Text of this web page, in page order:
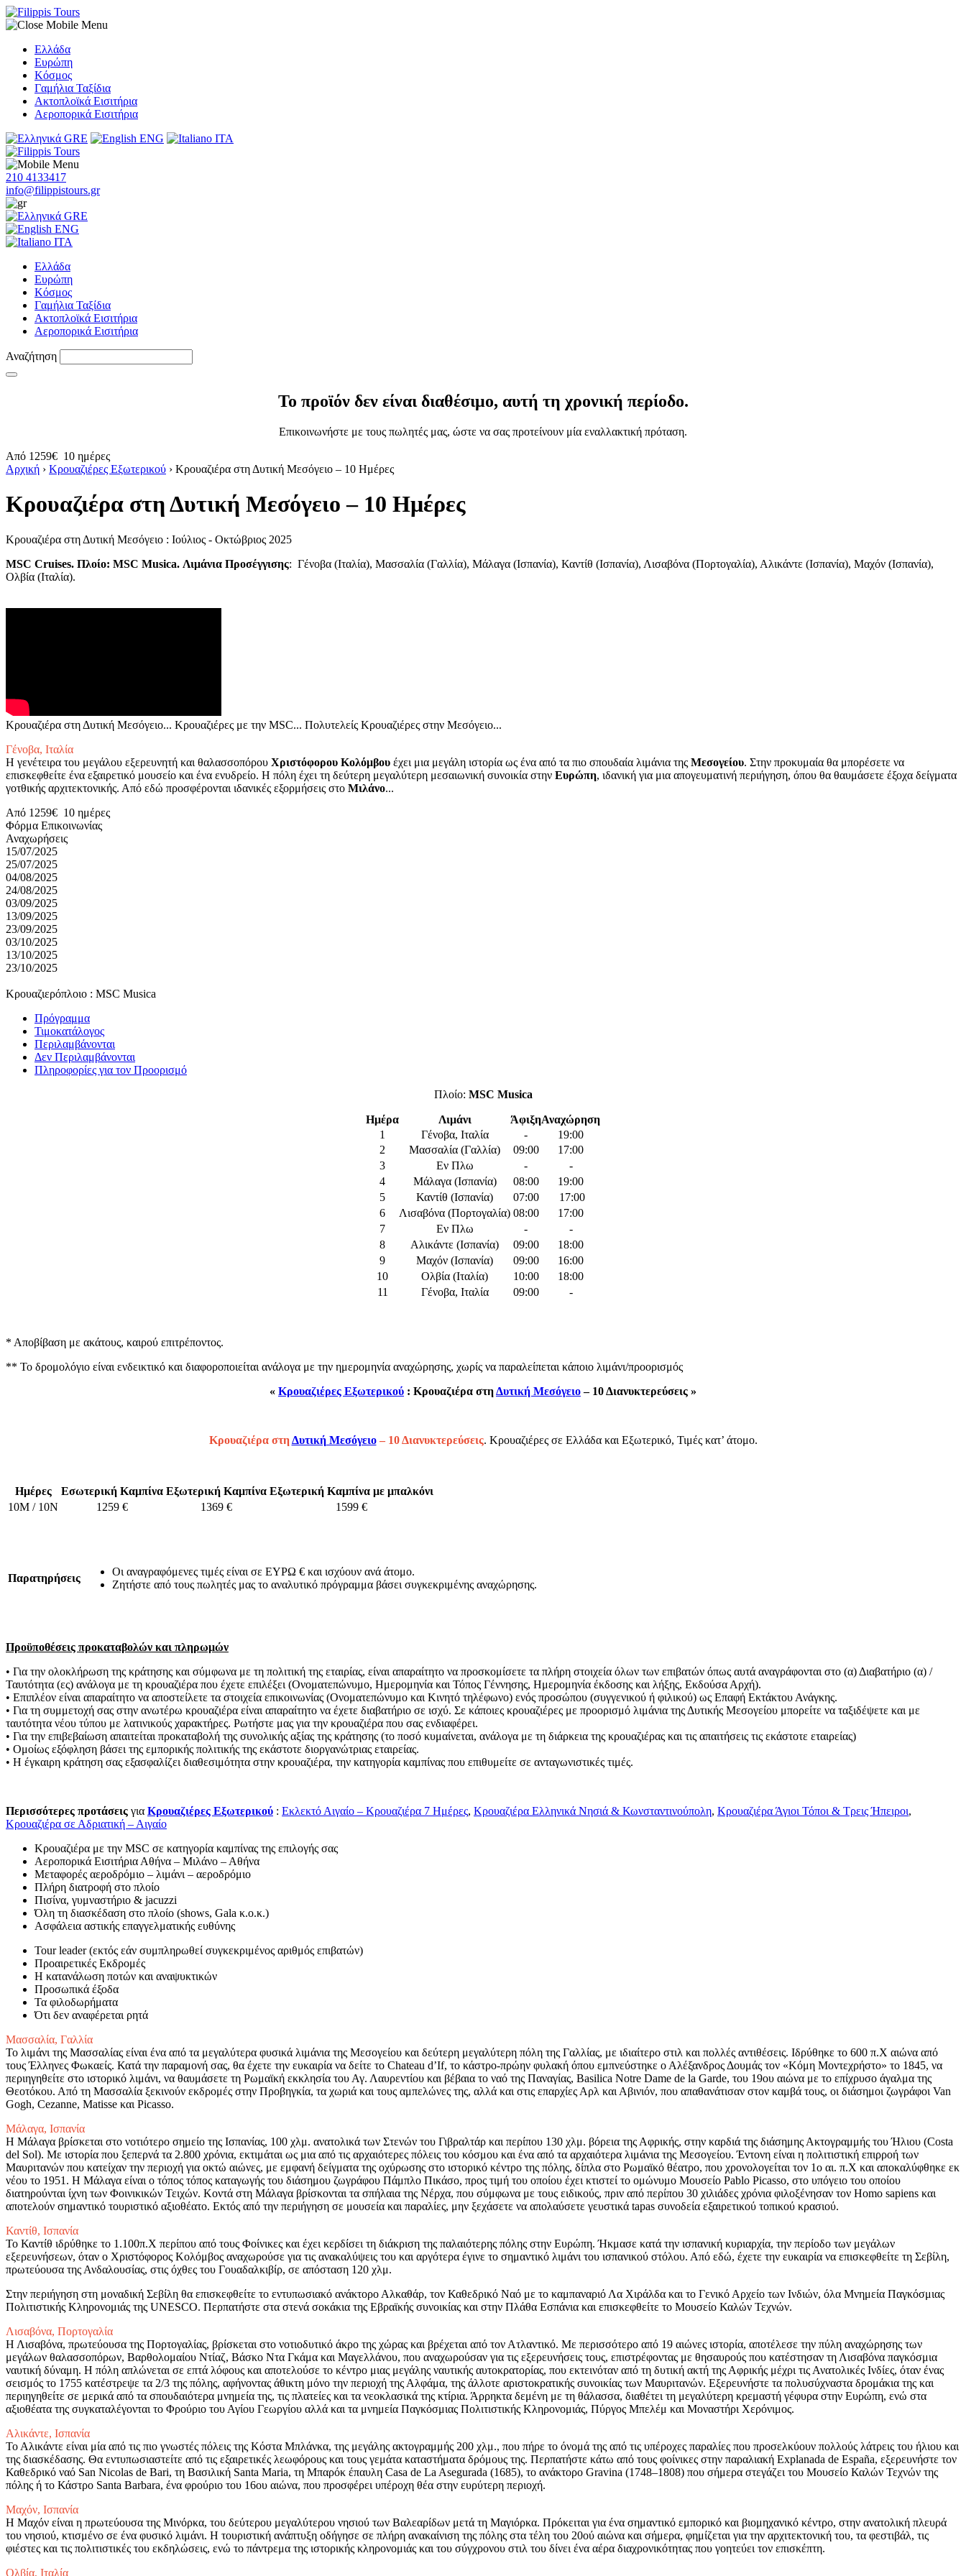
Ελλάδα
Ευρώπη
Κόσμος
Γαμήλια Ταξίδια
Ακτοπλοϊκά Εισιτήρια
Αεροπορικά Εισιτήρια
GRE
ENG ITA
210 4133417
info@filippistours.gr
GRE
ENG
ITA
Ελλάδα
Ευρώπη
Κόσμος
Γαμήλια Ταξίδια
Ακτοπλοϊκά Εισιτήρια
Αεροπορικά Εισιτήρια
Αναζήτηση
Το προϊόν δεν είναι διαθέσιμο, αυτή τη χρονική περίοδο.
Επικοινωνήστε με τους πωλητές μας, ώστε να σας προτείνουν μία εναλλακτική πρόταση.
Από 1259€ 10 ημέρες
Αρχική › Κρουαζιέρες Εξωτερικού › Κρουαζιέρα στη Δυτική Μεσόγειο – 10 Ημέρες
Κρουαζιέρα στη Δυτική Μεσόγειο – 10 Ημέρες
Κρουαζιέρα στη Δυτική Μεσόγειο : Ιούλιος - Οκτώβριος 2025
MSC Cruises. Πλοίο: MSC Musica. Λιμάνια Προσέγγισης: Γένοβα (Iταλία), Μασσαλία (Γαλλία), Μάλαγα (Ισπανία), Καντίθ (Ισπανία), Λισαβόνα (Πορτογαλία), Αλικάντε (Ισπανία), Μαχόν (Ισπανία),
Ολβία (Ιταλία).
Κρουαζιέρα στη Δυτική Μεσόγειο... Κρουαζιέρες με την MSC... Πολυτελείς Κρουαζιέρες στην Μεσόγειο...
Γένοβα, Ιταλία
Η γενέτειρα του μεγάλου εξερευνητή και θαλασσοπόρου Χριστόφορου Κολόμβου έχει μια μεγάλη ιστορία ως ένα από τα πιο σπουδαία λιμάνια της Μεσογείου. Στην προκυμαία θα μπορέσετε να
επισκεφθείτε ένα εξαιρετικό μουσείο και ένα ενυδρείο. Η πόλη έχει τη δεύτερη μεγαλύτερη μεσαιωνική συνοικία στην Ευρώπη, ιδανική για μια απογευματινή περιήγηση, όπου θα θαυμάσετε έξοχα δείγματα
γοτθικής αρχιτεκτονικής. Από εδώ προσφέρονται ιδανικές εξορμήσεις στο Μιλάνο...
Από 1259€ 10 ημέρες
15/07/2025
25/07/2025
04/08/2025
24/08/2025
03/09/2025
13/09/2025
23/09/2025
03/10/2025
13/10/2025
23/10/2025
Κρουαζιερόπλοιο : MSC Musica
Πρόγραμμα
Τιμοκατάλογος
Περιλαμβάνονται
Δεν Περιλαμβάνονται
Πληροφορίες για τον Προορισμό
Πλοίο: MSC Musica
Ημέρα Λιμάνι ΆφιξηΑναχώρηση
1
Γένοβα, Ιταλία -
19:00
2
Μασσαλία (Γαλλία) 09:00
17:00
3
Εν Πλω -
-
4
Μάλαγα (Ισπανία) 08:00
19:00
5
Καντίθ (Ισπανία) 07:00
17:00
6
Λισαβόνα (Πορτογαλία) 08:00
17:00
7
Εν Πλω -
-
8
Αλικάντε (Ισπανία) 09:00
18:00
9
Μαχόν (Ισπανία) 09:00
16:00
10
Ολβία (Ιταλία) 10:00
18:00
11
Γένοβα, Ιταλία 09:00 -
* Αποβίβαση με ακάτους, καιρού επιτρέποντος.
** Το δρομολόγιο είναι ενδεικτικό και διαφοροποιείται ανάλογα με την ημερομηνία αναχώρησης, χωρίς να παραλείπεται κάποιο λιμάνι/προορισμός
« Κρουαζιέρες Εξωτερικού : Κρουαζιέρα στηΔυτική Μεσόγειο– 10 Διανυκτερεύσεις »
Κρουαζιέρα στηΔυτική Μεσόγειο– 10 Διανυκτερεύσεις. Κρουαζιέρες σε Ελλάδα και Εξωτερικό, Τιμές κατ’ άτομο.
Ημέρες Εσωτερική Kαμπίνα Εξωτερική Καμπίνα Εξωτερική Καμπίνα με μπαλκόνι
10M / 10N
1259 € 1369 € 1599 €
Παρατηρήσεις
Οι αναγραφόμενες τιμές είναι σε ΕΥΡΩ € και ισχύουν ανά άτομο.
Ζητήστε από τους πωλητές μας το αναλυτικό πρόγραμμα βάσει συγκεκριμένης αναχώρησης.
Προϋποθέσεις προκαταβολών και πληρωμών
• Για την ολοκλήρωση της κράτησης και σύμφωνα με τη πολιτική της εταιρίας, είναι απαραίτητο να προσκομίσετε τα πλήρη στοιχεία όλων των επιβατών όπως αυτά αναγράφονται στο (α) Διαβατήριο (α) /
Ταυτότητα (ες) ανάλογα με τη κρουαζιέρα που έχετε επιλέξει (Ονοματεπώνυμο, Ημερομηνία και Τόπος Γέννησης, Ημερομηνία έκδοσης και λήξης, Εκδούσα Αρχή).
• Επιπλέον είναι απαραίτητο να αποστείλετε τα στοιχεία επικοινωνίας (Ονοματεπώνυμο και Κινητό τηλέφωνο) ενός προσώπου (συγγενικού ή φιλικού) ως Επαφή Εκτάκτου Ανάγκης.
• Για τη συμμετοχή σας στην ανωτέρω κρουαζιέρα είναι απαραίτητο να έχετε διαβατήριο σε ισχύ. Σε κάποιες κρουαζιέρες με προορισμό λιμάνια της Δυτικής Μεσογείου μπορείτε να ταξιδέψετε και με
ταυτότητα νέου τύπου με λατινικούς χαρακτήρες. Ρωτήστε μας για την κρουαζιέρα που σας ενδιαφέρει.
• Για την επιβεβαίωση απαιτείται προκαταβολή της συνολικής αξίας της κράτησης (το ποσό κυμαίνεται, ανάλογα με τη διάρκεια της κρουαζιέρας και τις απαιτήσεις τις εκάστοτε εταιρείας)
• Ομοίως εξόφληση βάσει της εμπορικής πολιτικής της εκάστοτε διοργανώτριας εταιρείας.
• Η έγκαιρη κράτηση σας εξασφαλίζει διαθεσιμότητα στην κρουαζιέρα, την κατηγορία καμπίνας που επιθυμείτε σε ανταγωνιστικές τιμές.
Περισσότερες προτάσεις για Κρουαζιέρες Εξωτερικού : Εκλεκτό Αιγαίο – Κρουαζιέρα 7 Ημέρες, Κρουαζιέρα Ελληνικά Νησιά & Κωνσταντινούπολη, Κρουαζιέρα Άγιοι Τόποι & Τρεις Ήπειροι,
Κρουαζιέρα σε Αδριατική – Αιγαίο
Κρουαζιέρα με την MSC σε κατηγορία καμπίνας της επιλογής σας
Αεροπορικά Εισιτήρια Αθήνα – Μιλάνο – Αθήνα
Μεταφορές αεροδρόμιο – λιμάνι – αεροδρόμιο
Πλήρη διατροφή στο πλοίο
Πισίνα, γυμναστήριο & jacuzzi
Όλη τη διασκέδαση στο πλοίο (shows, Gala κ.ο.κ.)
Ασφάλεια αστικής επαγγελματικής ευθύνης
Tour leader (εκτός εάν συμπληρωθεί συγκεκριμένος αριθμός επιβατών)
Προαιρετικές Εκδρομές
Η κατανάλωση ποτών και αναψυκτικών
Προσωπικά έξοδα
Τα φιλοδωρήματα
Ότι δεν αναφέρεται ρητά
Μασσαλία, Γαλλία
Το λιμάνι της Μασσαλίας είναι ένα από τα μεγαλύτερα φυσικά λιμάνια της Μεσογείου και δεύτερη μεγαλύτερη πόλη της Γαλλίας, με ιδιαίτερο στιλ και πολλές αντιθέσεις. Ιδρύθηκε το 600 π.Χ αιώνα από
τους Έλληνες Φωκαείς. Κατά την παραμονή σας, θα έχετε την ευκαιρία να δείτε το Chateau d’If, το κάστρο-πρώην φυλακή όπου εμπνεύστηκε ο Αλέξανδρος Δουμάς τον «Κόμη Μοντεχρήστο» το 1845, να
περιηγηθείτε στο ιστορικό λιμάνι, να θαυμάσετε τη Ρωμαϊκή εκκλησία του Αγ. Λαυρεντίου και βέβαια το ναό της Παναγίας, Basilica Notre Dame de la Garde, του 19ου αιώνα με το επίχρυσο άγαλμα της
Θεοτόκου. Από τη Μασσαλία ξεκινούν εκδρομές στην Προβηγκία, τα χωριά και τους αμπελώνες της, αλλά και στις επαρχίες Αρλ και Αβινιόν, που απαθανάτισαν στον καμβά τους, οι διάσημοι ζωγράφοι Van
Gogh, Cezanne, Matisse και Picasso.
Μάλαγα, Ισπανία
Η Μάλαγα βρίσκεται στο νοτιότερο σημείο της Ισπανίας, 100 χλμ. ανατολικά των Στενών του Γιβραλτάρ και περίπου 130 χλμ. βόρεια της Αφρικής, στην καρδιά της διάσημης Ακτογραμμής του Ήλιου (Costa
del Sol). Με ιστορία που ξεπερνά τα 2.800 χρόνια, εκτιμάται ως μια από τις αρχαιότερες πόλεις του κόσμου και ένα από τα αρχαιότερα λιμάνια της Μεσογείου. Έντονη είναι η πολιτιστική επιρροή των
Μαυριτανών που κατείχαν την περιοχή για οκτώ αιώνες, με εμφανή δείγματα της οχύρωσης στο ιστορικό κέντρο της πόλης, δίπλα στο Ρωμαϊκό θέατρο, που χρονολογείται τον 1ο αι. π.Χ και αποκαλύφθηκε εκ
νέου το 1951. Η Μάλαγα είναι ο τόπος τόπος καταγωγής του διάσημου ζωγράφου Πάμπλο Πικάσο, προς τιμή του οποίου έχει κτιστεί το ομώνυμο Μουσείο Pablo Picasso, στο υπόγειο του οποίου
διατηρούνται ίχνη των Φοινικικών Τειχών. Κοντά στη Μάλαγα βρίσκονται τα σπήλαια της Νέρχα, που σύμφωνα με τους ειδικούς, πριν από περίπου 30 χιλιάδες χρόνια φιλοξένησαν τον Homo sapiens και
αποτελούν σημαντικό τουριστικό αξιοθέατο. Εκτός από την περιήγηση σε μουσεία και παραλίες, μην ξεχάσετε να απολαύσετε γευστικά tapas συνοδεία εξαιρετικού τοπικού κρασιού.
Καντίθ, Ισπανία
Το Καντίθ ιδρύθηκε το 1.100π.Χ περίπου από τους Φοίνικες και έχει κερδίσει τη διάκριση της παλαιότερης πόλης στην Ευρώπη. Ήκμασε κατά την ισπανική κυριαρχία, την περίοδο των μεγάλων
εξερευνήσεων, όταν ο Χριστόφορος Κολόμβος αναχωρούσε για τις ανακαλύψεις του και αργότερα έγινε το σημαντικό λιμάνι του ισπανικού στόλου. Από εδώ, έχετε την ευκαιρία να επισκεφθείτε τη Σεβίλη,
πρωτεύουσα της Ανδαλουσίας, στις όχθες του Γουαδαλκιβίρ, σε απόσταση 120 χλμ.
Στην περιήγηση στη μοναδική Σεβίλη θα επισκεφθείτε το εντυπωσιακό ανάκτορο Αλκαθάρ, τον Καθεδρικό Ναό με το καμπαναριό Λα Χιράλδα και το Γενικό Αρχείο των Ινδιών, όλα Μνημεία Παγκόσμιας
Πολιτιστικής Κληρονομιάς της UNESCO. Περπατήστε στα στενά σοκάκια της Εβραϊκής συνοικίας και στην Πλάθα Εσπάνια και επισκεφθείτε το Μουσείο Καλών Τεχνών.
Λισαβόνα, Πορτογαλία
Η Λισαβόνα, πρωτεύουσα της Πορτογαλίας, βρίσκεται στο νοτιοδυτικό άκρο της χώρας και βρέχεται από τον Ατλαντικό. Με περισσότερο από 19 αιώνες ιστορία, αποτέλεσε την πύλη αναχώρησης των
μεγάλων θαλασσοπόρων, Βαρθολομαίου Ντίαζ, Βάσκο Ντα Γκάμα και Μαγελλάνου, που αναχωρούσαν για τις εξερευνήσεις τους, επιστρέφοντας με θησαυρούς που κατέστησαν τη Λισαβόνα παγκόσμια
ναυτική δύναμη. Η πόλη απλώνεται σε επτά λόφους και αποτελούσε το κέντρο μιας μεγάλης ναυτικής αυτοκρατορίας, που εκτεινόταν από τη δυτική ακτή της Αφρικής μέχρι τις Ανατολικές Ινδίες, όταν ένας
σεισμός το 1755 κατέστρεψε τα 2/3 της πόλης, αφήνοντας άθικτη μόνο την περιοχή της Αλφάμα, της άλλοτε αριστοκρατικής συνοικίας των Μαυριτανών. Εξερευνήστε τα πολυσύχναστα δρομάκια της και
περιηγηθείτε σε μερικά από τα σπουδαιότερα μνημεία της, τις πλατείες και τα νεοκλασικά της κτίρια. Άρρηκτα δεμένη με τη θάλασσα, διαθέτει τη μεγαλύτερη κρεμαστή γέφυρα στην Ευρώπη, ενώ στα
αξιοθέατα της συγκαταλέγονται το Φρούριο του Αγίου Γεωργίου αλλά και τα μνημεία Παγκόσμιας Πολιτιστικής Κληρονομιάς, Πύργος Μπελέμ και Μοναστήρι Χερόνιμος.
Αλικάντε, Ισπανία
Το Αλικάντε είναι μία από τις πιο γνωστές πόλεις της Κόστα Μπλάνκα, της μεγάλης ακτογραμμής 200 χλμ., που πήρε το όνομά της από τις υπέροχες παραλίες που προσελκύουν πολλούς λάτρεις του ήλιου και
της διασκέδασης. Θα εντυπωσιαστείτε από τις εξαιρετικές λεωφόρους και τους γεμάτα καταστήματα δρόμους της. Περπατήστε κάτω από τους φοίνικες στην παραλιακή Explanada de España, εξερευνήστε τον
Καθεδρικό ναό San Nicolas de Bari, τη Βασιλική Santa Maria, τη Μπαρόκ έπαυλη Casa de La Asegurada (1685), το ανάκτορο Gravina (1748–1808) που σήμερα στεγάζει του Μουσείο Καλών Τεχνών της
πόλης ή το Κάστρο Santa Barbara, ένα φρούριο του 16ου αιώνα, που προσφέρει υπέροχη θέα στην ευρύτερη περιοχή.
Μαχόν, Ισπανία
Η Μαχόν είναι η πρωτεύουσα της Μινόρκα, του δεύτερου μεγαλύτερου νησιού των Βαλεαρίδων μετά τη Μαγιόρκα. Πρόκειται για ένα σημαντικό εμπορικό και βιομηχανικό κέντρο, στην ανατολική πλευρά
του νησιού, κτισμένο σε ένα φυσικό λιμάνι. Η τουριστική ανάπτυξη οδήγησε σε πλήρη ανακαίνιση της πόλης στα τέλη του 20ού αιώνα και σήμερα, φημίζεται για την αρχιτεκτονική του, τα φεστιβάλ, τις
φιέστες και τις πολιτιστικές του εκδηλώσεις, ενώ το πάντρεμα της ιστορικής κληρονομιάς και του σύγχρονου στιλ του δίνει ένα αέρα διαχρονικότητας που γοητεύει τον επισκέπτη.
Ολβία, Ιταλία